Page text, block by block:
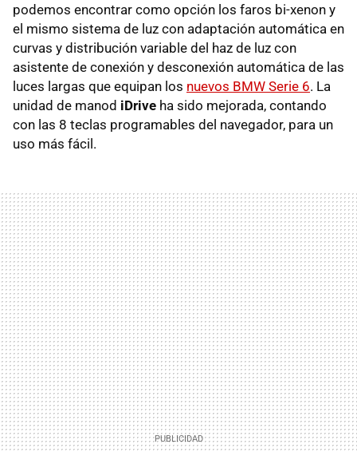
podemos encontrar como opción los faros bi-xenon y
el mismo sistema de luz con adaptación automática en
curvas y distribución variable del haz de luz con
asistente de conexión y desconexión automática de las
luces largas que equipan los nuevos BMW Serie 6. La
unidad de manod iDrive ha sido mejorada, contando
con las 8 teclas programables del navegador, para un
uso más fácil.